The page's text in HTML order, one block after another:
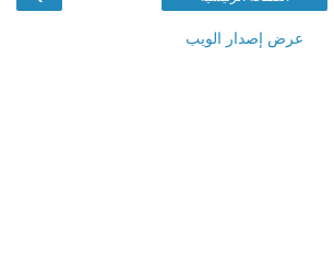
عرض إصدار الويب